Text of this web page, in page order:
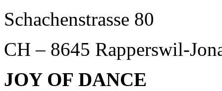
Schachenstrasse 80
CH – 8645 Rapperswil-
JOY OF DANCE